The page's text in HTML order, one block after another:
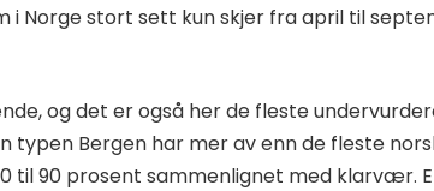
i Norge stort sett kun skjer fra april til
og det er også her de fleste
typen Bergen har mer av enn de fleste
til 90 prosent sammenlignet med klarvær.